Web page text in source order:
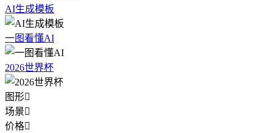
AI生成模板
一图看懂AI
2026世界杯
图形
场景
价格